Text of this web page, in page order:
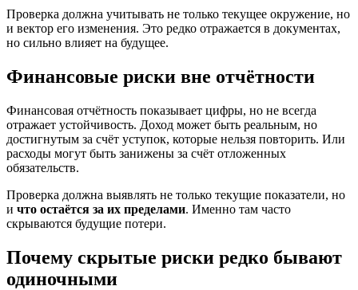
Проверка должна учитывать не только текущее окружение, но
и вектор его изменения. Это редко отражается в документах,
но сильно влияет на будущее.
Финансовые риски вне отчётности
Финансовая отчётность показывает цифры, но не всегда
отражает устойчивость. Доход может быть реальным, но
достигнутым за счёт уступок, которые нельзя повторить. Или
расходы могут быть занижены за счёт отложенных
обязательств.
Проверка должна выявлять не только текущие показатели, но
и что остаётся за их пределами. Именно там часто
скрываются будущие потери.
Почему скрытые риски редко бывают
одиночными